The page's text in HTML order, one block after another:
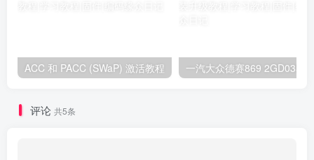
ACC 和 PACC (SWaP) 激活教程
评论 共5条